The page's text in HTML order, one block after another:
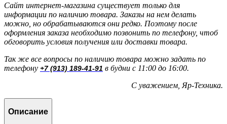
Сайт интернет-магазина существует только для
информации по наличию товара. Заказы на нем делать
можно, но обрабатываются они редко. Поэтому после
оформления заказа необходимо позвонить по телефону, чтоб
обговорить условия получения или доставки товара.
Так же все вопросы по наличию товара можно задать по
телефону +7 (913) 189-41-91 в будни с 11:00 до 16:00.
С уважением, Яр-Техника.
Описание